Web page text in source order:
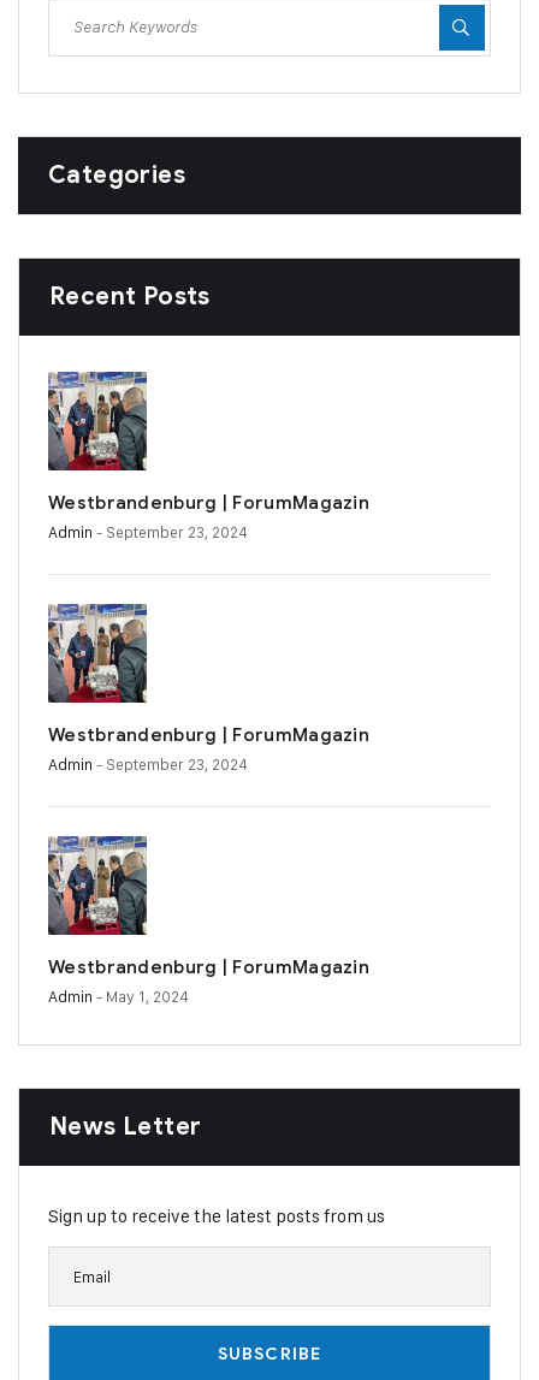
Categories
Recent Posts
Westbrandenburg | ForumMagazin
Admin - September 23, 2024
Westbrandenburg | ForumMagazin
Admin - September 23, 2024
Westbrandenburg | ForumMagazin
Admin - May 1, 2024
News Letter
Sign up to receive the latest posts from us